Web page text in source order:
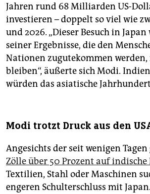
Jahren rund 68 Milliarden US-
investieren – doppelt so viel wie
und 2026. „Dieser Besuch in
seiner Ergebnisse, die den
Nationen zugutekommen
bleiben“, äußerte sich Modi.
würden das asiatische
Modi trotzt Druck aus den
Angesichts der seit wenigen
Zölle über 50 Prozent auf
Textilien, Stahl oder Maschinen
engeren Schulterschluss mit